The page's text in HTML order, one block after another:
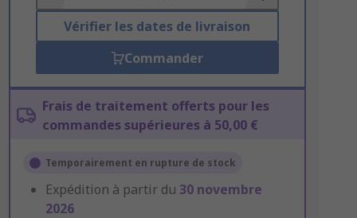
Vérifier les dates de livraison
Commander
Frais de traitement offerts pour les
commandes supérieures à 50,00 €
Temporairement en rupture de stock
Expédition à partir du 30 novembre
2026